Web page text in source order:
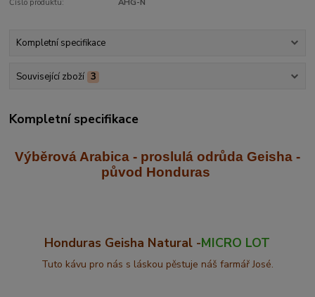
Číslo produktu: AHG-N
Kompletní specifikace
Související zboží 3
Kompletní specifikace
Výběrová Arabica - proslulá odrůda Geisha-
původ Honduras
Honduras Geisha Natural -MICRO LOT
Tuto kávu pro nás s láskou pěstuje náš farmář José.